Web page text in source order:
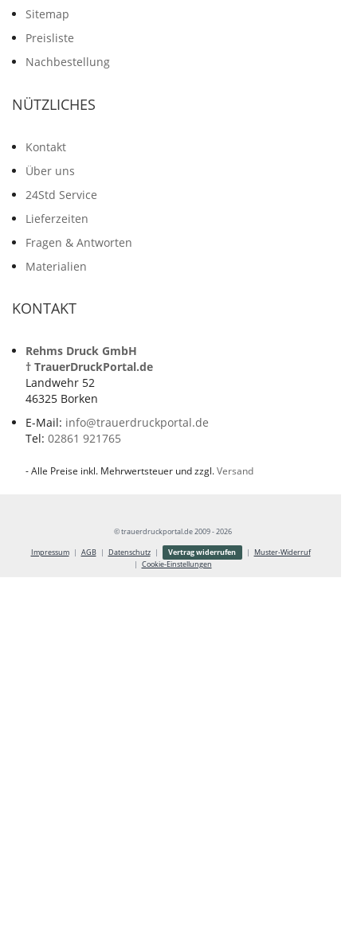
Sitemap
Preisliste
Nachbestellung
NÜTZLICHES
Kontakt
Über uns
24Std Service
Lieferzeiten
Fragen & Antworten
Materialien
KONTAKT
Rehms Druck GmbH
† TrauerDruckPortal.de
Landwehr 52
46325 Borken
E-Mail: info@trauerdruckportal.de
Tel: 02861 921765
- Alle Preise inkl. Mehrwertsteuer und zzgl.Versand
© trauerdruckportal.de 2009 - 2026
Impressum AGB Datenschutz Vertrag widerrufen
Muster-Widerruf
Cookie-Einstellungen